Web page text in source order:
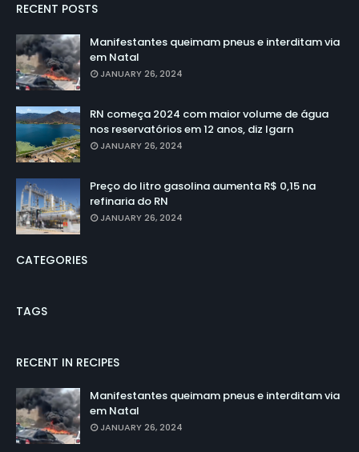
RECENT POSTS
Manifestantes queimam pneus e interditam via
em Natal
JANUARY 26, 2024
RN começa 2024 com maior volume de água
nos reservatórios em 12 anos, diz Igarn
JANUARY 26, 2024
Preço do litro gasolina aumenta R$ 0,15 na
refinaria do RN
JANUARY 26, 2024
CATEGORIES
TAGS
RECENT IN RECIPES
Manifestantes queimam pneus e interditam via
em Natal
JANUARY 26, 2024